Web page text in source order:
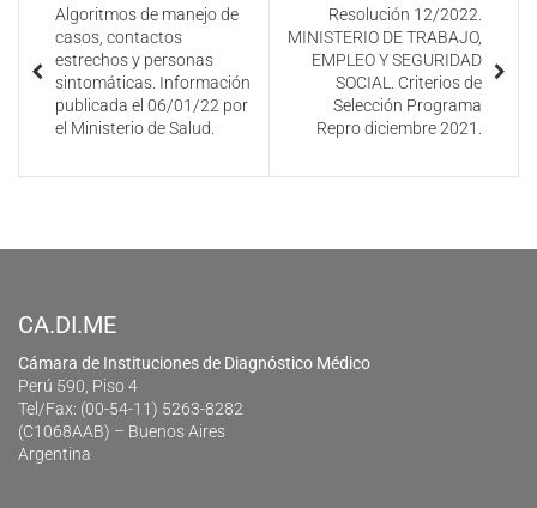
Algoritmos de manejo de
casos, contactos
estrechos y personas
sintomáticas. Información
publicada el 06/01/22 por
el Ministerio de Salud.
Resolución 12/2022.
MINISTERIO DE TRABAJO,
EMPLEO Y SEGURIDAD
SOCIAL. Criterios de
Selección Programa
Repro diciembre 2021.
CA.DI.ME
Cámara de Instituciones de Diagnóstico Médico
Perú 590, Piso 4
Tel/Fax: (00-54-11) 5263-8282
(C1068AAB) – Buenos Aires
Argentina